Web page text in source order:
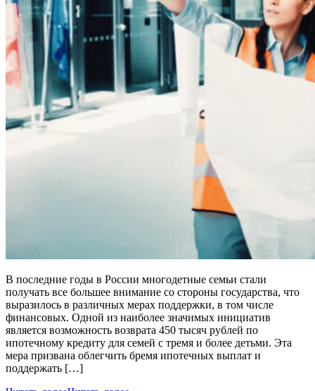
В последние годы в России многодетные семьи стали
получать все большее внимание со стороны государства, что
выразилось в различных мерах поддержки, в том числе
финансовых. Одной из наиболее значимых инициатив
является возможность возврата 450 тысяч рублей по
ипотечному кредиту для семей с тремя и более детьми. Эта
мера призвана облегчить бремя ипотечных выплат и
поддержать […]